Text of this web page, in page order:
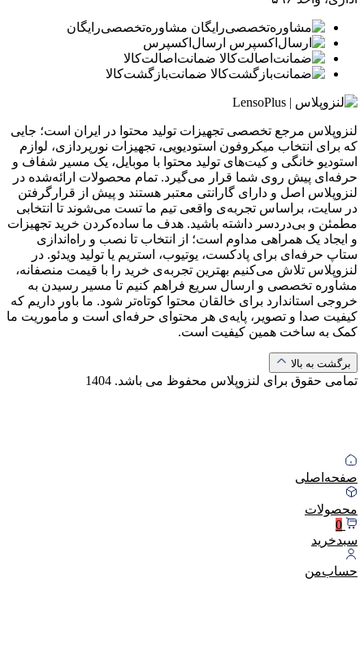
مشاوره‌تخصصی‌رایگان
ارسال‌اکسپرس
ضمانت‌اصالت‌کالا
ضمانت‌بازگشت‌کالا
لنزوپلاس مرجع تخصصی تجهیزات تولید محتوا در ایران است؛ جایی
که برای انتخاب میکروفون استودیویی، تجهیزات نورپردازی، لوازم
استودیو خانگی و کیت‌های تولید محتوا با موبایل، یک مسیر شفاف و
حرفه‌ای پیش روی شما قرار می‌گیرد. تمام محصولات ارائه‌شده در
لنزوپلاس اصل و دارای گارانتی معتبر هستند و پیش از قرارگرفتن
در سایت، براساس تجربه‌ی واقعی تیم ما تست می‌شوند تا انتخابی
مطمئن و بی‌دردسر داشته باشید. هدف ما ساده‌کردن خرید تجهیزات
و ایجاد یک همراهی مداوم است؛ از انتخاب تا نصب و راه‌اندازی
ستاپ حرفه‌ای برای پادکست، یوتیوب، استریم یا تولید ویدئو. در
لنزوپلاس تلاش می‌کنیم بهترین تجربه‌ی خرید را با قیمت منصفانه،
مشاوره تخصصی و ارسال سریع فراهم کنیم تا مسیر رسیدن به
خروجی استاندارد برای خالقان محتوا کوتاه‌تر شود. ما باور داریم که
کیفیت صدا و تصویر، پایه‌ی هر محتوای حرفه‌ای است و مأموریت ما
کمک به ساخت همین کیفیت است.
برگشت به بالا
تمامی حقوق برای لنزوپلاس محفوظ می باشد. 1404
صفحه‌اصلی
محصولات
0
سبد‌خرید
حساب‌من